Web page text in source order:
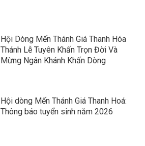
Hội Dòng Mến Thánh Giá Thanh Hóa
Thánh Lễ Tuyên Khấn Trọn Đời Và
Mừng Ngân Khánh Khấn Dòng
Hội dòng Mến Thánh Giá Thanh Hoá:
Thông báo tuyển sinh năm 2026